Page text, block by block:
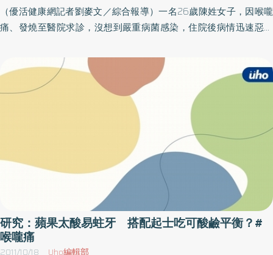
（優活健康網記者劉麥文／綜合報導）一名26歲陳姓女子，因喉嚨
痛、發燒至醫院求診，沒想到嚴重病菌感染，住院後病情迅速惡化
照護下，順利拔除呼吸管，成功脫離呼吸器，從鬼門關走了一回。
豐原醫院胸腔內科醫師黃建文表示，陳小姐僅26歲且並無慢性病史
或免疫系統的疾病史，因此住院就引起雙側肺炎併發膿胸及急性呼
吸衰竭，這些嚴重併發症確實較少見，所幸，安排各項檢查，且合
適地使用抗生素，也因為醫護團隊細心的向家屬詢問病史並在血液
培養中鑑定出極難培養出的厭氧菌，經感染科醫師確診陳小姐是罕
見的雷米爾氏症 (Lemierre syndrome)。 豐原醫院感染科醫師王唯
堯表示，此疾病主要由口腔正常菌落中的絕對厭氧菌經由口咽部位
途徑，如急性化膿性扁桃腺炎和扁桃腺周邊膿瘍等，侵入單側的內
頸靜脈造成敗血性的栓塞，之後細菌便會藉由微小靜脈栓子，經血
液循環侵犯到全身各部位的器官，如肺部、骨骼、肝臟甚至腦部。
雷米爾氏症候群非常罕見，多發生於15至24歲原先健康狀況良好並
且免疫功能正常的年輕族群，文獻報告發生率約為每百萬人年發生
研究：蘋果太酸易蛀牙 搭配起士吃可酸鹼平衡？#
喉嚨痛